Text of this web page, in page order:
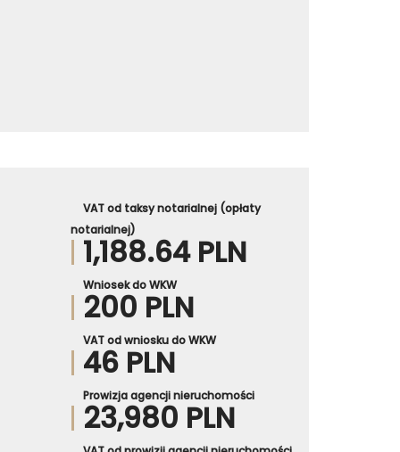
VAT od taksy notarialnej (opłaty
notarialnej)
1,188.64 PLN
Wniosek do WKW
200 PLN
VAT od wniosku do WKW
46 PLN
Prowizja agencji nieruchomości
23,980 PLN